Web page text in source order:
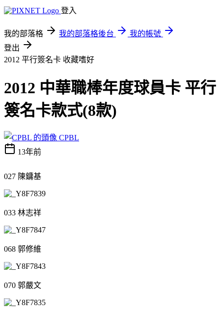
登入
我的部落格 我的部落格後台
我的帳號
登出
2012 平行簽名卡 收藏嗜好
2012 中華職棒年度球員卡 平行
簽名卡款式(8款)
CPBL
13年前
027 陳鏞基
033 林志祥
068 郭修維
070 郭嚴文